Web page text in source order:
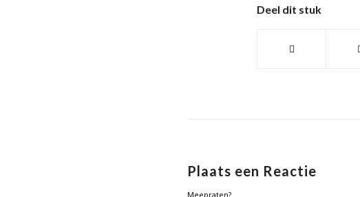
Deel dit stuk
Plaats een Reactie
Meepraten?